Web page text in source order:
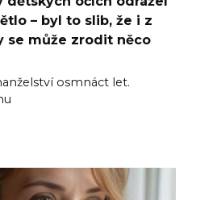
– byl to slib, že i z
se může zrodit něco
osmnáct let.